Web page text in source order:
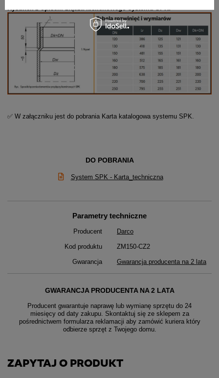
✅ W załączniku jest do pobrania Karta katalogowa systemu SPK.
DO POBRANIA
System SPK - Karta_techniczna
Parametry techniczne
Producent Darco
Kod produktu ZM150-CZ2
Gwarancja Gwarancja producenta na 2 lata
GWARANCJA PRODUCENTA NA 2 LATA
Producent gwarantuje naprawę lub wymianę sprzętu do 24
miesięcy od daty zakupu. Skontaktuj się ze sklepem za
pośrednictwem formularza reklamacji aby zamówić kuriera który
odbierze sprzęt z Twojego domu.
ZAPYTAJ O PRODUKT